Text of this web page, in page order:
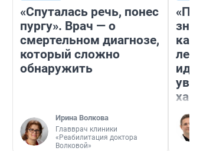
«Спуталась речь, понес
пургу». Врач — о
смертельном диагнозе,
который сложно
обнаружить
Ирина Волкова
Главврач клиники
«Реабилитация доктора
Волковой»
идею